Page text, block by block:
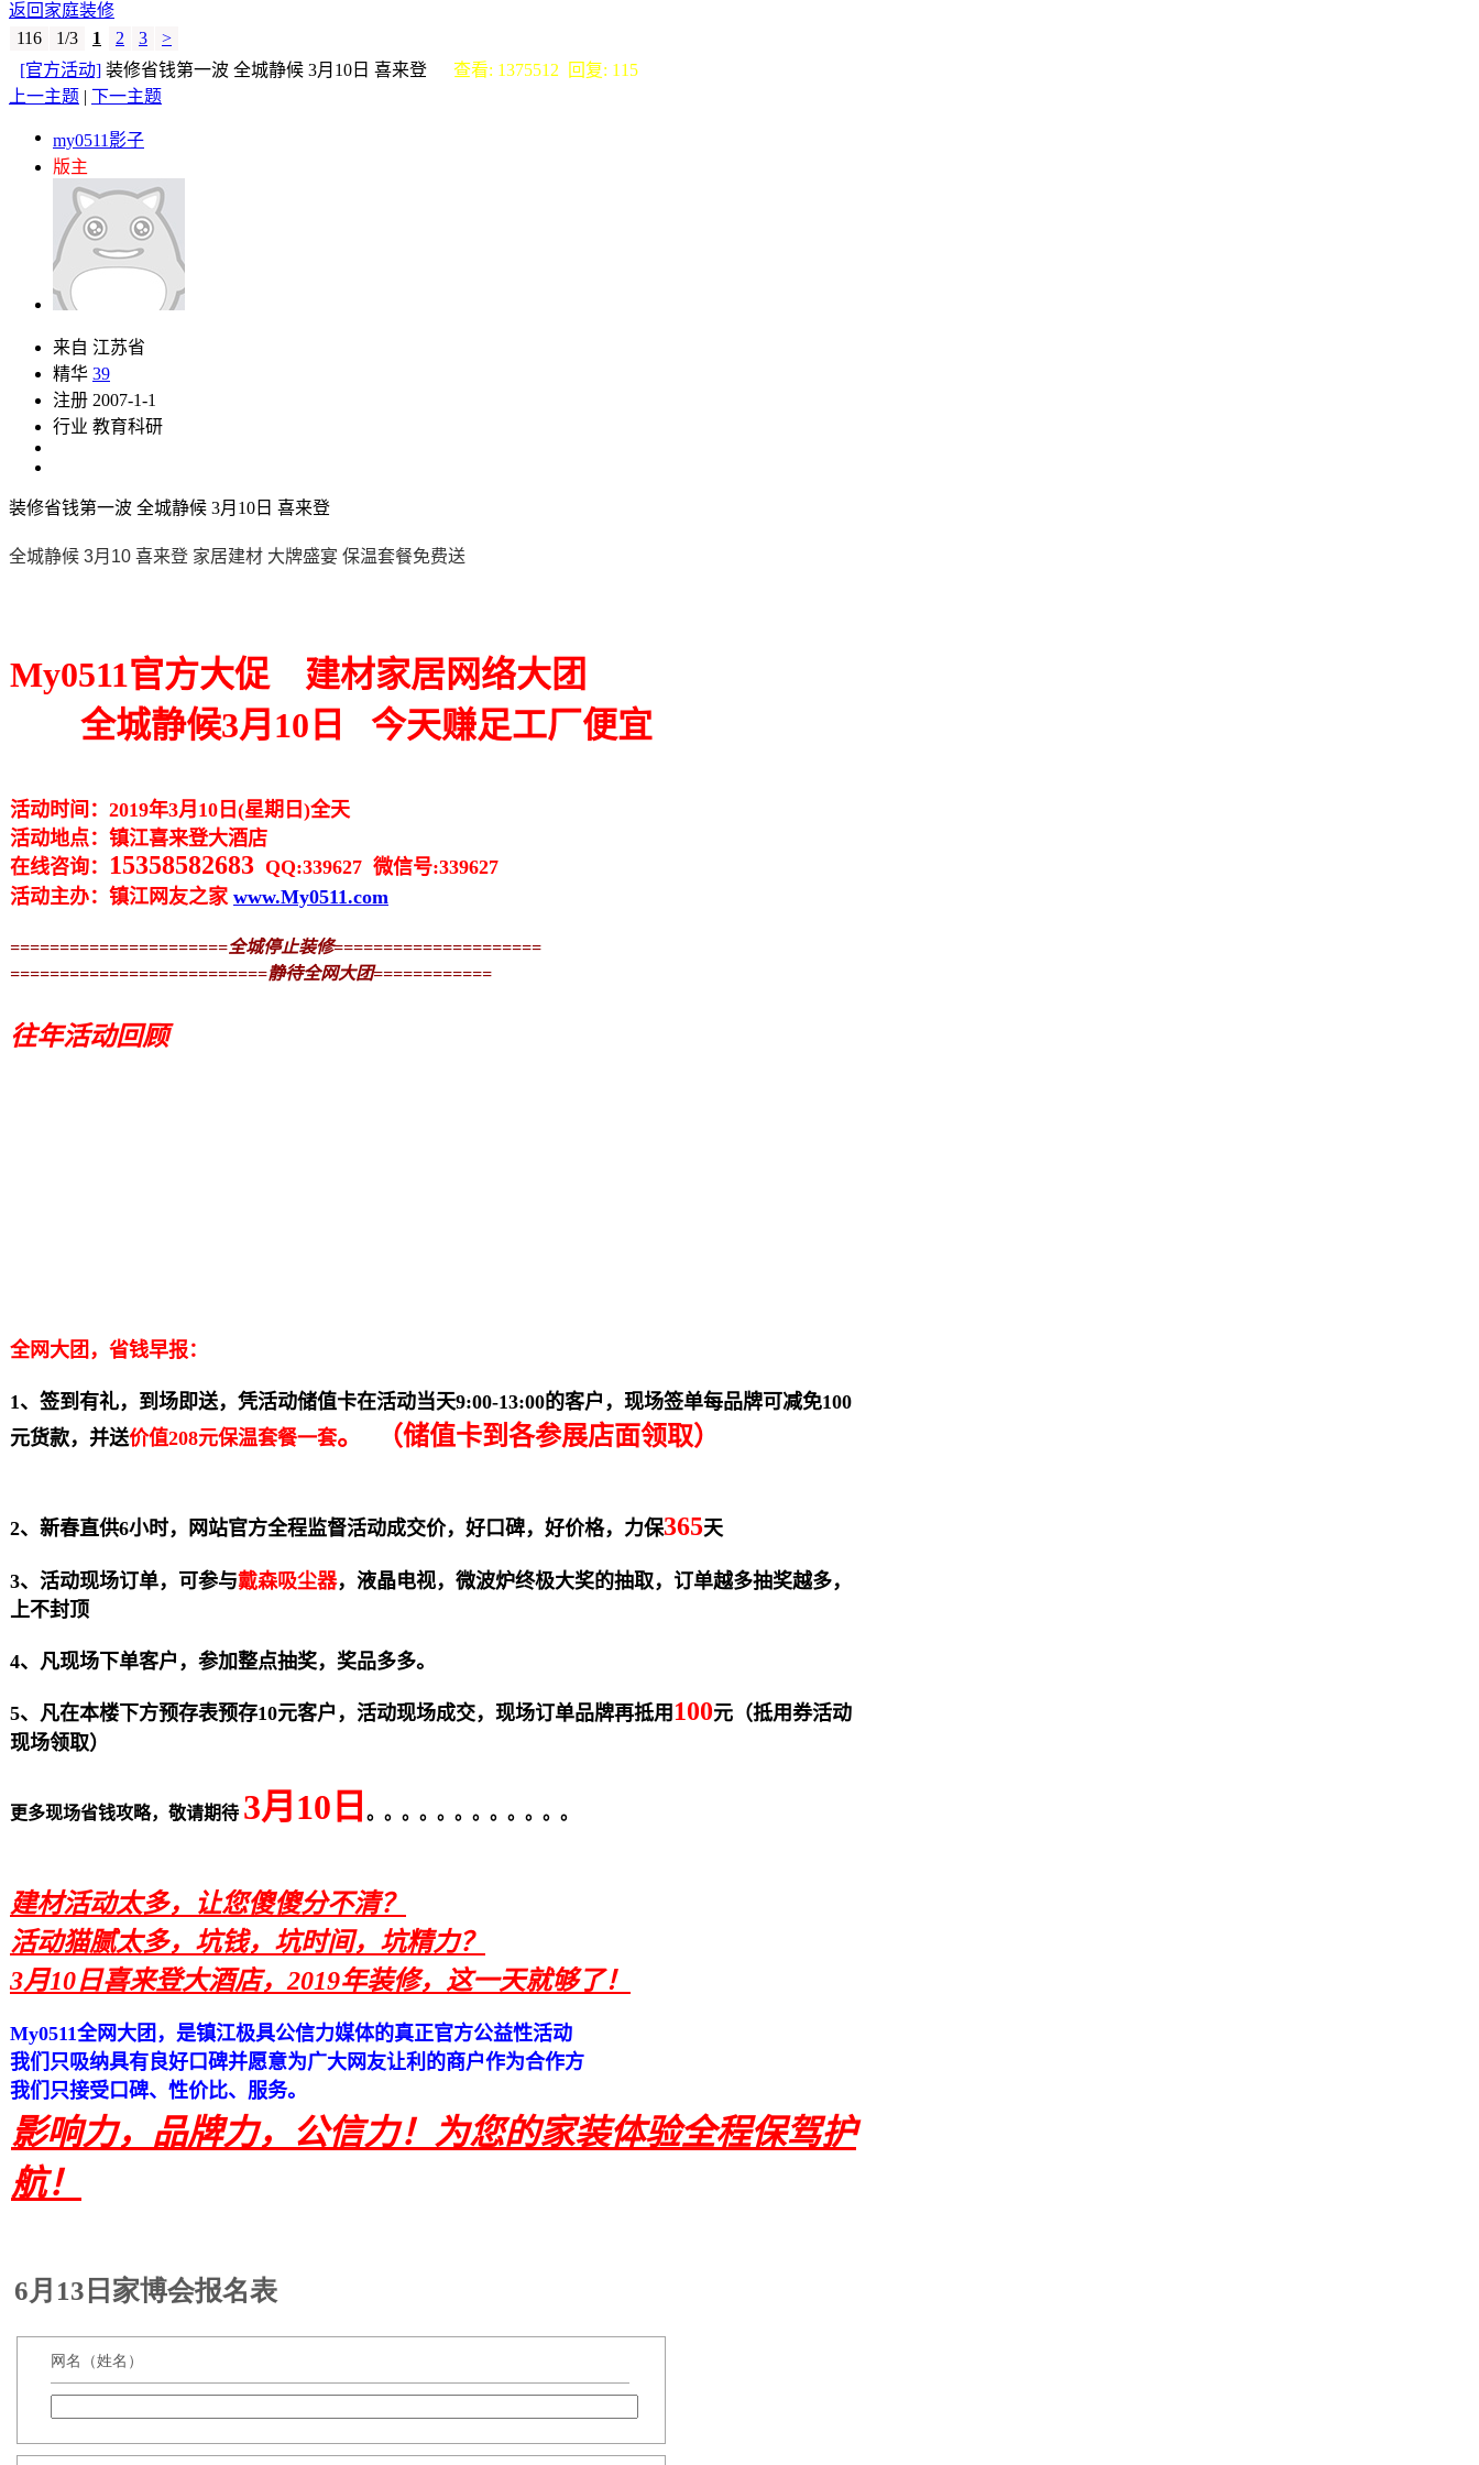
返回家庭装修
116
1/3 1 2 3
>
[官方活动] 装修省钱第一波 全城静候 3月10日 喜来登 查看: 1375512 回复: 115
上一主题 | 下一主题
my0511影子
版主
来自 江苏省
精华 39
注册 2007-1-1
行业 教育科研
装修省钱第一波 全城静候 3月10日 喜来登
全城静候 3月10 喜来登 家居建材 大牌盛宴 保温套餐免费送
My0511官方大促 建材家居网络大团
全城静候3月10日 今天赚足工厂便宜
活动时间：2019年3月10日(星期日)全天
活动地点：镇江喜来登大酒店
在线咨询： 15358582683 QQ:339627 微信号:339627
活动主办：镇江网友之家 www.My0511.com
======================全城停止装修=====================
==========================静待全网大团============
往年活动回顾
全网大团，省钱早报：
1、 签到有礼，到场即送，凭活动储值卡在活动当天9:00-13:00的客户，现场签单每品牌可减免100
元货款，并送价值208元保温套餐一套。 （储值卡到各参展店面领取）
2、新春直供6小时，网站官方全程监督活动成交价，好口碑，好价格，力保365天
3、活动现场订单，可参与戴森吸尘器，液晶电视，微波炉终极大奖的抽取，订单越多抽奖越多，
上不封顶
4、凡现场下单客户，参加整点抽奖，奖品多多。
5、凡在本楼下方预存表预存10元客户，活动现场成交，现场订单品牌再抵用 100元（抵用券活动
现场领取）
更多现场省钱攻略，敬请期待 3月10日 。。。。。。。。。。。。
建材活动太多，让您傻傻分不清？
活动猫腻太多，坑钱，坑时间，坑精力？
3月10日喜来登大酒店，2019年装修，这一天就够了！
My0511全网大团，是镇江极具公信力媒体的真正官方公益性活动
我们只吸纳具有良好口碑并愿意为广大网友让利的商户作为合作方
我们只接受口碑、性价比、服务。
影响力，品牌力，公信力！ 为您的家装体验全程保驾护
航！